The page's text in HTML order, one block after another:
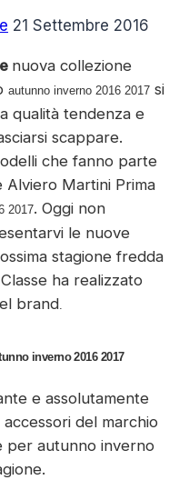
21 Settembre 2016
nuova collezione
autunno inverno 2016 2017 si
qualità tendenza e
scappare.
che fanno parte
Martini Prima
2017. Oggi non
le nuove
stagione fredda
ha realizzato
brand
inverno 2016 2017
e assolutamente
del marchio
per autunno inverno